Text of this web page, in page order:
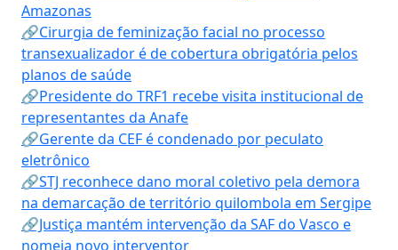
Amazonas
🔗Cirurgia de feminização facial no processo
transexualizador é de cobertura obrigatória pelos
planos de saúde
🔗Presidente do TRF1 recebe visita institucional de
representantes da Anafe
🔗Gerente da CEF é condenado por peculato
eletrônico
🔗STJ reconhece dano moral coletivo pela demora
na demarcação de território quilombola em Sergipe
🔗Justiça mantém intervenção da SAF do Vasco e
nomeia novo interventor